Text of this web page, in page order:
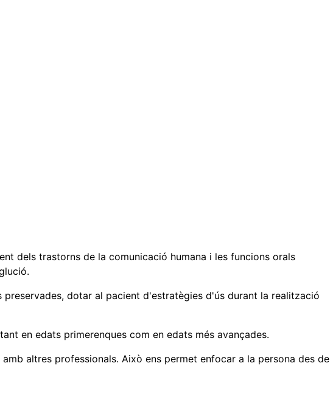
dels trastorns de la comunicació humana i les funcions orals
dotar al pacient d'estratègies d'ús durant la realització
en edats primerenques com en edats més avançades.
altres professionals. Això ens permet enfocar a la persona des de